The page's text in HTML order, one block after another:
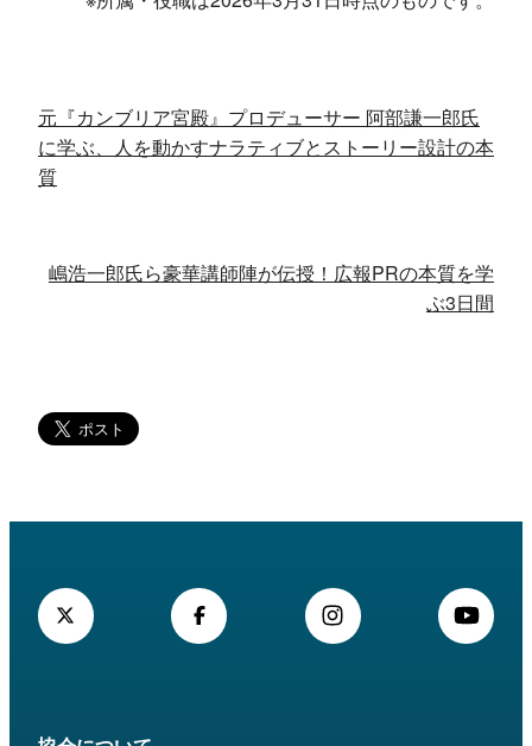
元『カンブリア宮殿』プロデューサー 阿部謙一郎氏
に学ぶ、人を動かすナラティブとストーリー設計の本
質
嶋浩一郎氏ら豪華講師陣が伝授！広報PRの本質を学
ぶ3日間